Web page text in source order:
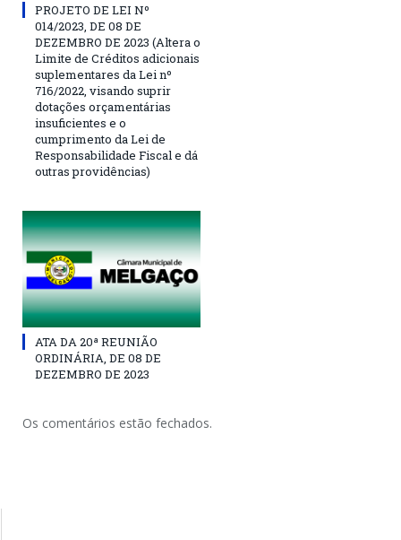
PROJETO DE LEI Nº
014/2023, DE 08 DE
DEZEMBRO DE 2023 (Altera o
Limite de Créditos adicionais
suplementares da Lei nº
716/2022, visando suprir
dotações orçamentárias
insuficientes e o
cumprimento da Lei de
Responsabilidade Fiscal e dá
outras providências)
ATA DA 20ª REUNIÃO
ORDINÁRIA, DE 08 DE
DEZEMBRO DE 2023
Os comentários estão fechados.